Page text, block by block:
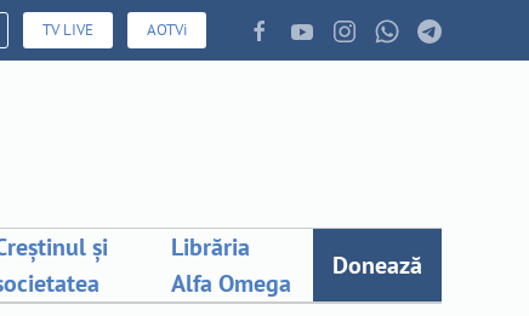
TV LIVE AOTVi
și
Librăria
Alfa Omega
Donează